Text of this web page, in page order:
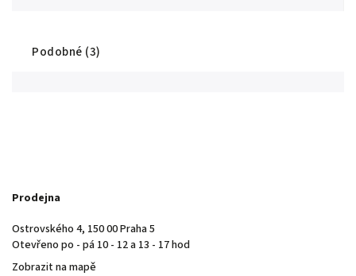
Podobné (3)
Prodejna
Ostrovského 4, 150 00 Praha 5
Otevřeno po - pá 10 - 12 a 13 - 17 hod
Zobrazit na mapě